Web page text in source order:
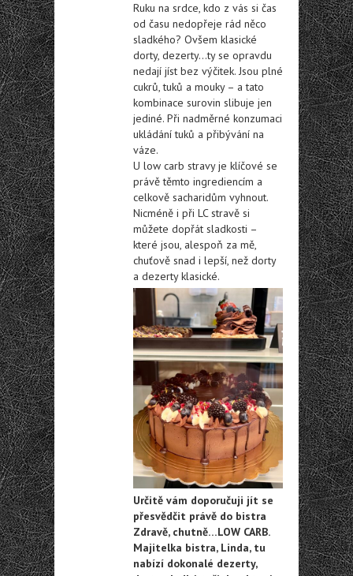
Ruku na srdce, kdo z vás si čas
od času nedopřeje rád něco
sladkého? Ovšem klasické
dorty, dezerty…ty se opravdu
nedají jíst bez výčitek. Jsou plné
cukrů, tuků a mouky – a tato
kombinace surovin slibuje jen
jediné. Při nadměrné konzumaci
ukládání tuků a přibývání na
váze.
U low carb stravy je klíčové se
právě těmto ingrediencím a
celkově sacharidům vyhnout.
Nicméně i při LC stravě si
můžete dopřát sladkosti –
které jsou, alespoň za mě,
chuťově snad i lepší, než dorty
a dezerty klasické.
Určitě vám doporučuji jít se
přesvědčit právě do bistra
Zdravě, chutně…LOW CARB.
Majitelka bistra, Linda, tu
nabízí dokonalé dezerty,